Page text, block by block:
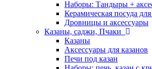
Наборы: Тандыры +
Керамическая посуда
Дровницы и аксессуары
Казаны, саджи, Пчаки
Казаны
Аксессуары для казанов
Печи под казан